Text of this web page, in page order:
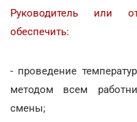
Руководитель или
обеспечить:
- проведение
методом всем
смены;